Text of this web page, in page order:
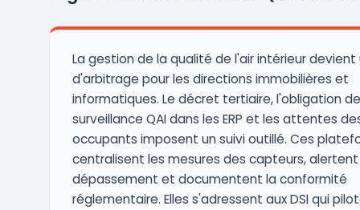
utilisateur efficace, Envirosuite fac ...
La gestion de la qualité de l'air intérieur devient
d'arbitrage pour les directions immobilières et
informatiques. Le décret tertiaire, l'obligation de
surveillance QAI dans les ERP et les attentes
occupants imposent un suivi outillé. Ces
centralisent les mesures des capteurs,
dépassement et documentent la conformité
réglementaire. Elles s'adressent aux DSI qui